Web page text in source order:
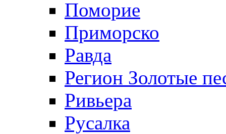
Поморие
Приморско
Равда
Регион Золотые
Ривьера
Русалка